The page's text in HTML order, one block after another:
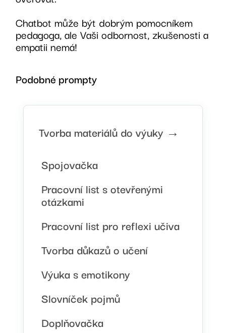
Chatbot může být dobrým pomocníkem
pedagoga, ale Vaši odbornost, zkušenosti a
empatii nemá!
Podobné prompty
Tvorba materiálů do výuky →
Spojovačka
Pracovní list s otevřenými
otázkami
Pracovní list pro reflexi učiva
Tvorba důkazů o učení
Výuka s emotikony
Slovníček pojmů
Doplňovačka